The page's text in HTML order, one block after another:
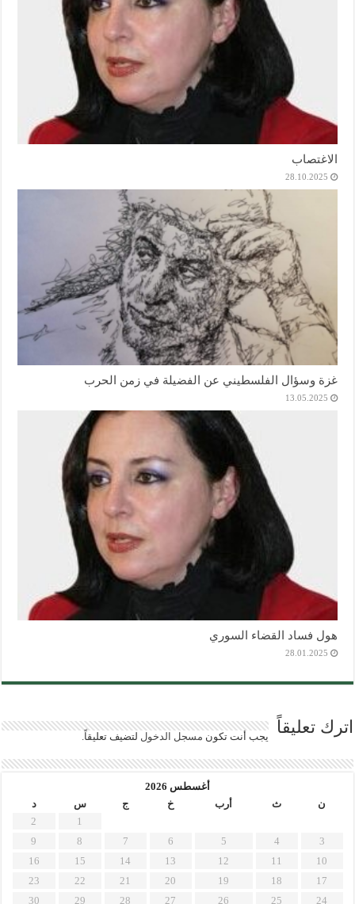
الاغتصاب
28.10.2025
غزة وسؤال الفلسطيني عن الفضيلة في زمن الحرب
13.05.2025
هول فساد القضاء السوري
28.01.2025
اترك تعليقاً يجب أنت تكون مسجل الدخول لتضيف تعليقاً.
أغسطس 2026
ن
ث أرب خ ج س
د
1
2
3
4
5
6
7
8
9
10
11
12
13
14
15
16
17
18
19
20
21
22
23
24
25
26
27
28
29
30